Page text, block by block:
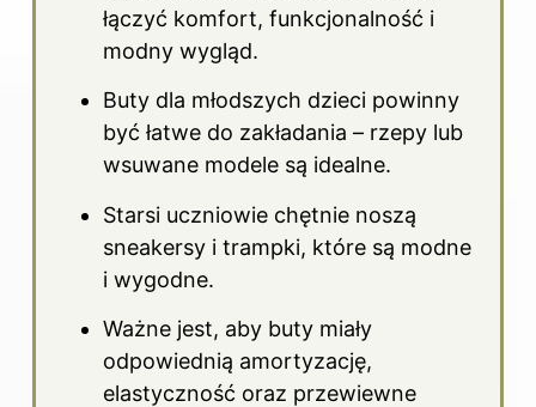
łączyć komfort, funkcjonalność i
modny wygląd.
Buty dla młodszych dzieci powinny
być łatwe do zakładania – rzepy lub
wsuwane modele są idealne.
Starsi uczniowie chętnie noszą
sneakersy i trampki, które są modne
i wygodne.
Ważne jest, aby buty miały
odpowiednią amortyzację,
elastyczność oraz przewiewne